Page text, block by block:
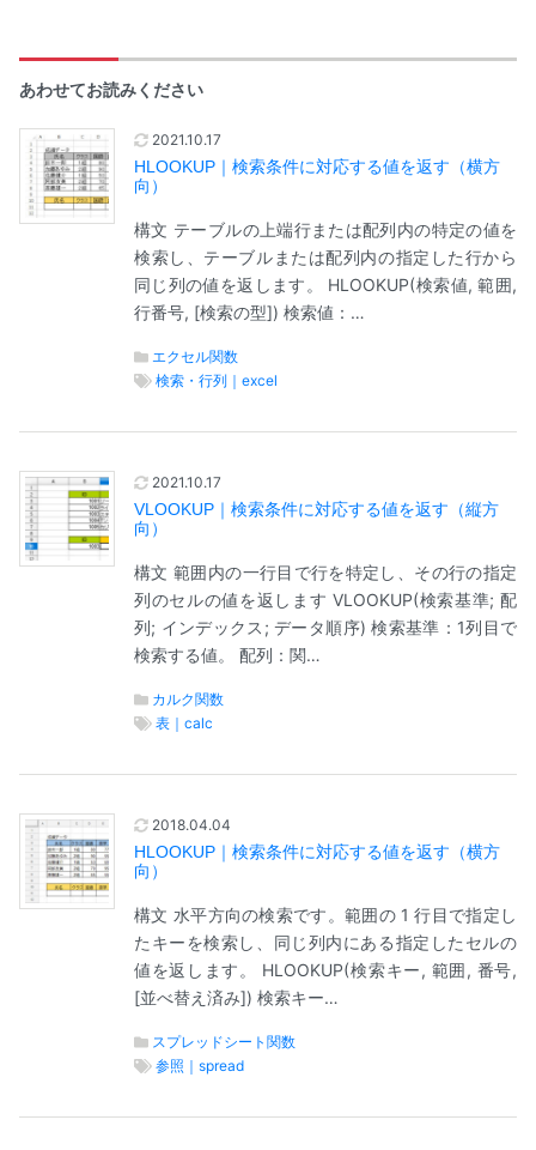
あわせてお読みください
2021.10.17
HLOOKUP｜検索条件に対応する値を返す（横方
向）
構文 テーブルの上端行または配列内の特定の値を
検索し、テーブルまたは配列内の指定した行から
同じ列の値を返します。 HLOOKUP(検索値, 範囲,
行番号, [検索の型]) 検索値：…
エクセル関数
検索・行列｜excel
2021.10.17
VLOOKUP｜検索条件に対応する値を返す（縦方
向）
構文 範囲内の一行目で行を特定し、その行の指定
列のセルの値を返します VLOOKUP(検索基準; 配
列; インデックス; データ順序) 検索基準：1列目で
検索する値。 配列：関…
カルク関数
表｜calc
2018.04.04
HLOOKUP｜検索条件に対応する値を返す（横方
向）
構文 水平方向の検索です。範囲の 1 行目で指定し
たキーを検索し、同じ列内にある指定したセルの
値を返します。 HLOOKUP(検索キー, 範囲, 番号,
[並べ替え済み]) 検索キー…
スプレッドシート関数
参照｜spread